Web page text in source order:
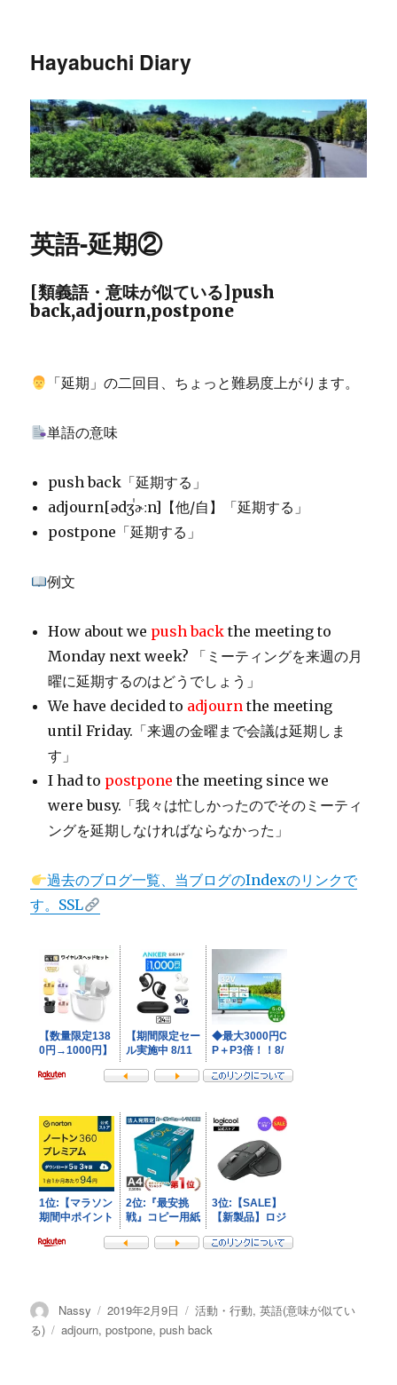
Hayabuchi Diary
英語-延期②
[類義語・意味が似ている]push
back,adjourn,postpone
「延期」の二回目、ちょっと難易度上がります。
単語の意味
push back「延期する」
adjourn[ədʒˈɚːn]【他/自】「延期する」
postpone「延期する」
例文
How about we push back the meeting to
Monday next week? 「ミーティングを来週の月
曜に延期するのはどうでしょう」
We have decided to adjourn the meeting
until Friday.「来週の金曜まで会議は延期しま
す」
I had to postpone the meeting since we
were busy.「我々は忙しかったのでそのミーティ
ングを延期しなければならなかった」
過去のブログ一覧、当ブログのIndexのリンクで
す。SSL
投
稿
Nassy
投
稿
2019年2月9日
カ
テ
活動・行動,英語(意味が似てい
る)
タ
adjourn,postpone,push back